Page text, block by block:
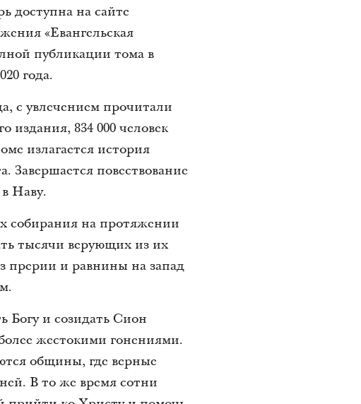
доступна на сайте
«Евангельская
публикации тома в
года.
с увлечением прочитали
издания, 834 000 человек
излагается история
Завершается повествование
Наву.
собирания на протяжении
тысячи верующих из их
прерии и равнины на запад
Богу и созидать Сион
жестокими гонениями.
общины, где верные
В то же время сотни